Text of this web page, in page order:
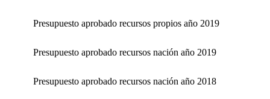
Presupuesto aprobado recursos propios año 2019
Presupuesto aprobado recursos nación año 2019
Presupuesto aprobado recursos nación año 2018